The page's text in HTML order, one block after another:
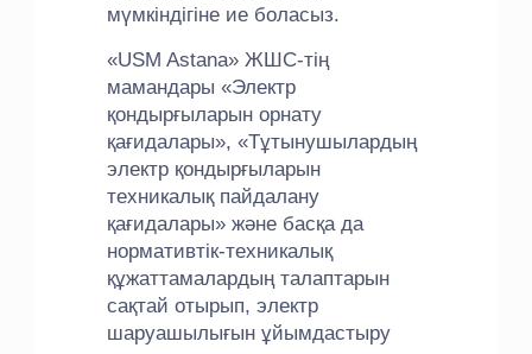
мүмкіндігіне ие боласыз.
«USM Astana» ЖШС-тің
мамандары «Электр
қондырғыларын орнату
қағидалары», «Тұтынушылардың
электр қондырғыларын
техникалық пайдалану
қағидалары» және басқа да
нормативтік-техникалық
құжаттамалардың талаптарын
сақтай отырып, электр
шаруашылығын ұйымдастыру